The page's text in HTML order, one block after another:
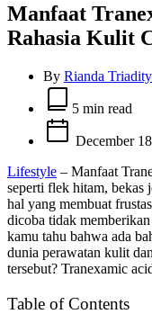
Manfaat
Rahasia Kulit
By Rianda
Estimated
read
time
5 min read
December
Lifestyle – Manfaat
seperti flek hitam, bekas
hal yang membuat
dicoba tidak
kamu tahu bahwa ada
dunia perawatan kulit
tersebut? Tranexamic
Table of Contents